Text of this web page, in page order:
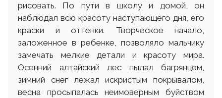
рисовать. По пути в школу и домой, он
наблюдал всю красоту наступающего дня, его
краски и оттенки. Творческое начало,
заложенное в ребенке, позволяло мальчику
замечать мелкие детали и красоту мира.
Осенний алтайский лес пылал багрянцем,
зимний снег лежал искристым покрывалом,
весна просыпалась неимоверным буйством